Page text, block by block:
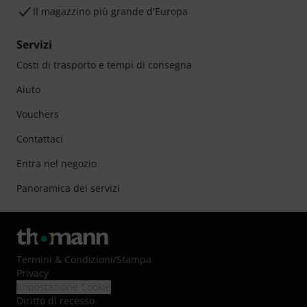
Il magazzino più grande d'Europa
Servizi
Costi di trasporto e tempi di consegna
Aiuto
Vouchers
Contattaci
Entra nel negozio
Panoramica dei servizi
Termini & Condizioni/Stampa
Privacy
Diritto di recesso